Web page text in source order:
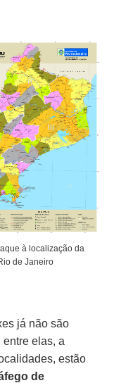
à localização da
de Janeiro
já não são
elas, a
estão
de